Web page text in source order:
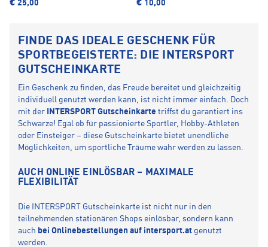
€ 25,00 € 10,00
FINDE DAS IDEALE GESCHENK FÜR
SPORTBEGEISTERTE: DIE INTERSPORT
GUTSCHEINKARTE
Ein Geschenk zu finden, das Freude bereitet und gleichzeitig
individuell genutzt werden kann, ist nicht immer einfach. Doch
mit der
INTERSPORT Gutscheinkarte triffst du garantiert ins
Schwarze! Egal ob für passionierte Sportler, Hobby-Athleten
oder Einsteiger – diese Gutscheinkarte bietet unendliche
Möglichkeiten, um sportliche Träume wahr werden zu lassen.
AUCH ONLINE EINLÖSBAR – MAXIMALE
FLEXIBILITÄT
Die INTERSPORT Gutscheinkarte ist nicht nur in den
teilnehmenden stationären Shops einlösbar, sondern kann
auch bei Onlinebestellungen auf intersport.at genutzt
werden.